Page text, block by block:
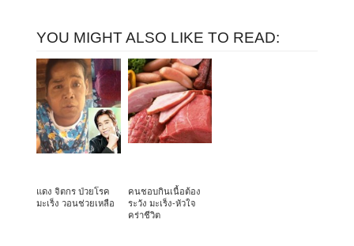
YOU MIGHT ALSO LIKE TO READ:
แดง จิตกร ป่วยโรค
มะเร็ง วอนช่วยเหลือ
คนชอบกินเนื้อต้อง
ระวัง มะเร็ง-หัวใจ
คร่าชีวิต